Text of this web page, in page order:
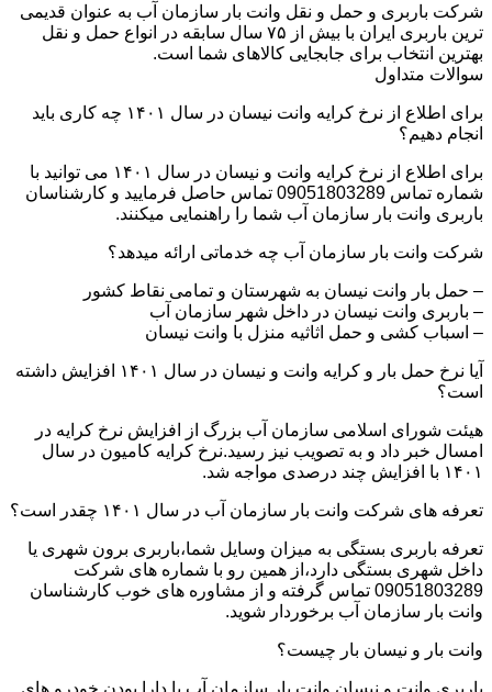
شرکت باربری و حمل و نقل وانت بار سازمان آب به عنوان قدیمی
ترین باربری ایران با بیش از ۷۵ سال سابقه در انواع حمل و نقل
بهترین انتخاب برای جابجایی کالاهای شما است.
سوالات متداول
برای اطلاع از نرخ کرایه وانت نیسان در سال ۱۴۰۱ چه کاری باید
انجام دهیم؟
برای اطلاع از نرخ کرایه وانت و نیسان در سال ۱۴۰۱ می توانید با
شماره تماس 09051803289 تماس حاصل فرمایید و کارشناسان
باربری وانت بار سازمان آب شما را راهنمایی میکنند.
شرکت وانت بار سازمان آب چه خدماتی ارائه میدهد؟
– حمل بار وانت نیسان به شهرستان و تمامی نقاط کشور
– باربری وانت نیسان در داخل شهر سازمان آب
– اسباب کشی و حمل اثاثیه منزل با وانت نیسان
آیا نرخ حمل بار و کرایه وانت و نیسان در سال ۱۴۰۱ افزایش داشته
است؟
هیئت شورای اسلامی سازمان آب بزرگ از افزایش نرخ کرایه در
امسال خبر داد و به تصویب نیز رسید.نرخ کرایه کامیون در سال
۱۴۰۱ با افزایش چند درصدی مواجه شد.
تعرفه های شرکت وانت بار سازمان آب در سال ۱۴۰۱ چقدر است؟
تعرفه باربری بستگی به میزان وسایل شما،باربری برون شهری یا
داخل شهری بستگی دارد،از همین رو با شماره های شرکت
09051803289 تماس گرفته و از مشاوره های خوب کارشناسان
وانت بار سازمان آب برخوردار شوید.
وانت بار و نیسان بار چیست؟
باربری وانت و نیسان وانت بار سازمان آب با دارا بودن خودرو های